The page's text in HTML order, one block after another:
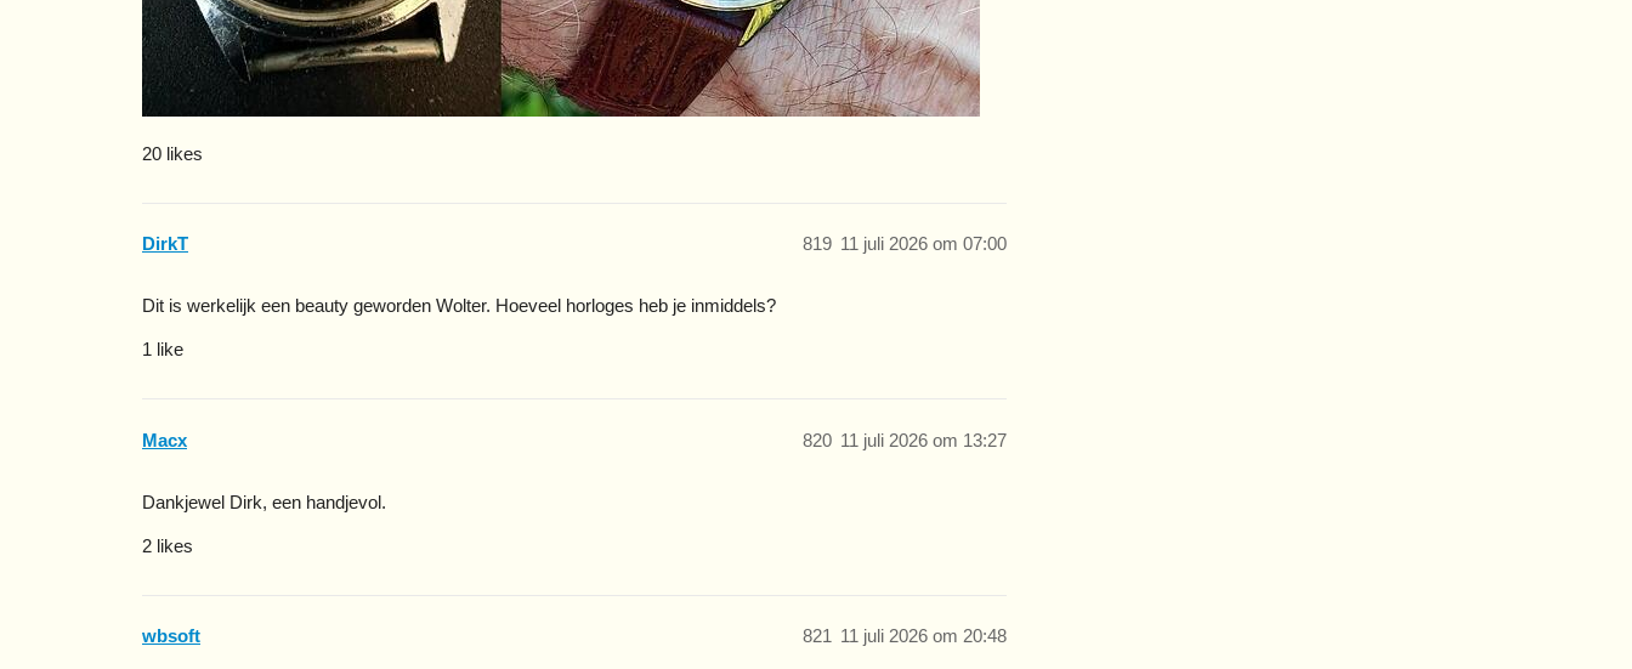
20 likes
DirkT 11 juli 2026 om 07:00
819
Dit is werkelijk een beauty geworden Wolter. Hoeveel horloges heb je inmiddels?
1 like
Macx 11 juli 2026 om 13:27
820
Dankjewel Dirk, een handjevol.
2 likes
wbsoft 11 juli 2026 om 20:48
821